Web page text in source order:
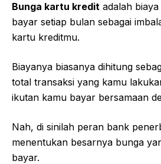
Bunga kartu kredit adalah
bayar setiap bulan sebagai
kartu kreditmu.
Biayanya biasanya dihitung
total transaksi yang kamu
ikutan kamu bayar bersamaan
Nah, di sinilah peran bank
menentukan besarnya bunga
bayar.